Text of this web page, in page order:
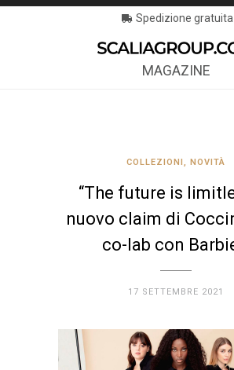
Spedizione gratuita
MAGAZINE
COLLEZIONI, NOVITÀ
“The future is
nuovo claim di
co-lab con
17 SETTEMBRE 2021